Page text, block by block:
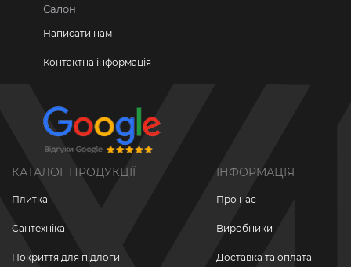
Салон
Написати нам
Контактна інформація
КАТАЛОГ ПРОДУКЦІЇ
Плитка
Сантехніка
Покриття для підлоги
ІНФОРМАЦІЯ
Про нас
Виробники
Доставка та оплата